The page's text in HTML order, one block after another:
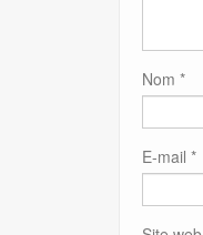
Nom *
E-mail *